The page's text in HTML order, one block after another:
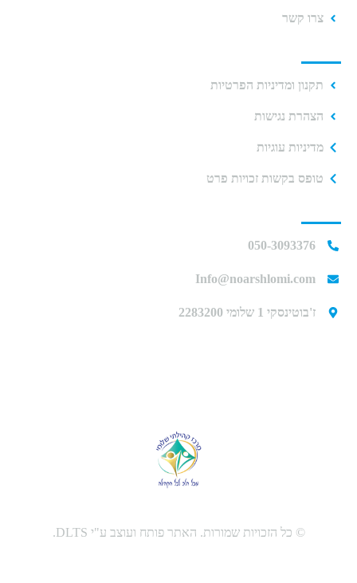
צרו קשר
תקנון ומדיניות הפרטיות
הצהרת נגישות
מדיניות עוגיות
טופס בקשות זכויות פרט
050-3093376
Info@noarshlomi.com
ז'בוטינסקי 1 שלומי 2283200
© כל הזכויות שמורות. האתר פותח ועוצב ע"י DLTS.